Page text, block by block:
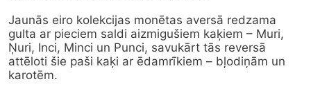
Jaunās eiro kolekcijas monētas aversā redzama
gulta ar pieciem saldi aizmigušiem kaķiem – Muri,
Ņuri, Inci, Minci un Punci, savukārt tās reversā
attēloti šie paši kaķi ar ēdamrīkiem – bļodiņām un
karotēm.